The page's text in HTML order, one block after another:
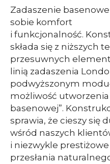
Zadaszenie
sobie komfort
i funkcjonalność.
składa się z niższych
przesuwnych
linią zadaszenia
podwyższonym
możliwość utworzenia
basenowej”.
sprawia, że cieszy się
wśród naszych
i niezwykle
przesłania